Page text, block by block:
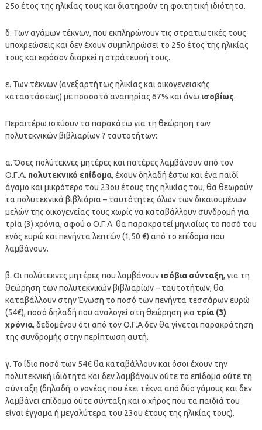
25ο έτος της ηλικίας τους και διατηρούν τη φοιτητική ιδιότητα.
δ. Των αγάμων τέκνων, που εκπληρώνουν τις στρατιωτικές τους
υποχρεώσεις και δεν έχουν συμπληρώσει το 25ο έτος της ηλικίας
τους και εφόσον διαρκεί η στράτευσή τους.
ε. Των τέκνων (ανεξαρτήτως ηλικίας και οικογενειακής
καταστάσεως) με ποσοστό αναπηρίας 67% και άνω ισοβίως.
Περαιτέρω ισχύουν τα παρακάτω για τη θεώρηση των
πολυτεκνικών βιβλιαρίων ? ταυτοτήτων:
α. Όσες πολύτεκνες μητέρες και πατέρες λαμβάνουν από τον
Ο.Γ.Α. πολυτεκνικό επίδομα, έχουν δηλαδή έστω και ένα παιδί
άγαμο και μικρότερο του 23ου έτους της ηλικίας του, θα θεωρούν
τα πολυτεκνικά βιβλιάρια – ταυτότητες όλων των δικαιουμένων
μελών της οικογενείας τους χωρίς να καταβάλλουν συνδρομή για
τρία (3) χρόνια, αφού ο Ο.Γ.Α. θα παρακρατεί μηνιαίως το ποσό του
ενός ευρώ και πενήντα λεπτών (1,50 €) από το επίδομα που
λαμβάνουν.
β. Οι πολύτεκνες μητέρες που λαμβάνουν ισόβια σύνταξη, για τη
θεώρηση των πολυτεκνικών βιβλιαρίων – ταυτοτήτων, θα
καταβάλλουν στην Ένωση το ποσό των πενήντα τεσσάρων ευρώ
(54€), ποσό δηλαδή που αναλογεί στη θεώρηση για τρία (3)
χρόνια, δεδομένου ότι από τον Ο.Γ.Α δεν θα γίνεται παρακράτηση
της συνδρομής στην περίπτωση αυτή.
γ. Το ίδιο ποσό των 54€ θα καταβάλλουν και όσοι έχουν την
πολυτεκνική ιδιότητα και δεν λαμβάνουν ούτε το επίδομα ούτε τη
σύνταξη (δηλαδή: ο γονέας που έχει τέκνα από δύο γάμους και δεν
λαμβάνει επίδομα ούτε σύνταξη και ο χήρος που τα παιδιά του
είναι έγγαμα ή μεγαλύτερα του 23ου έτους της ηλικίας τους).